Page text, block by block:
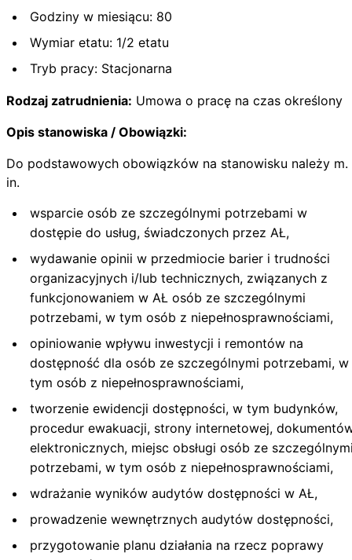
Godziny w miesiącu: 80
Wymiar etatu: 1/2 etatu
Tryb pracy: Stacjonarna
Rodzaj zatrudnienia: Umowa o pracę na czas określony
Opis stanowiska / Obowiązki:
Do podstawowych obowiązków na stanowisku należy m.
in.
wsparcie osób ze szczególnymi potrzebami w
dostępie do usług, świadczonych przez AŁ,
wydawanie opinii w przedmiocie barier i trudności
organizacyjnych i/lub technicznych, związanych z
funkcjonowaniem w AŁ osób ze szczególnymi
potrzebami, w tym osób z niepełnosprawnościami,
opiniowanie wpływu inwestycji i remontów na
dostępność dla osób ze szczególnymi potrzebami, w
tym osób z niepełnosprawnościami,
tworzenie ewidencji dostępności, w tym budynków,
procedur ewakuacji, strony internetowej,
elektronicznych, miejsc obsługi osób ze
potrzebami, w tym osób z niepełnosprawnościami,
wdrażanie wyników audytów dostępności w AŁ,
prowadzenie wewnętrznych audytów dostępności,
przygotowanie planu działania na rzecz poprawy